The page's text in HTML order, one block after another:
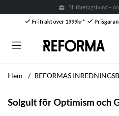
Bli företagskund –
Fri frakt över 1999kr*
Hem REFORMAS
Solgult för Optimism och